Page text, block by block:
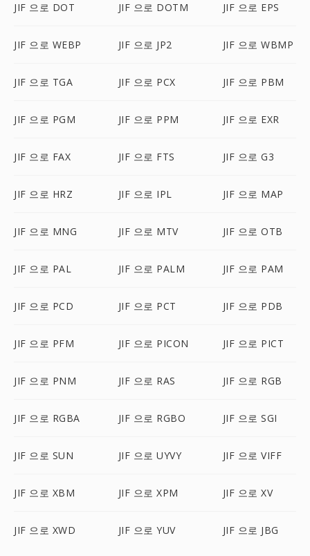
JIF 으로 DOT JIF 으로 DOTM JIF 으로 EPS
JIF 으로 WEBP JIF 으로 JP2 JIF 으로 WBMP
JIF 으로 TGA JIF 으로 PCX JIF 으로 PBM
JIF 으로 PGM JIF 으로 PPM JIF 으로 EXR
JIF 으로 FAX JIF 으로 FTS JIF 으로 G3
JIF 으로 HRZ JIF 으로 IPL JIF 으로 MAP
JIF 으로 MNG JIF 으로 MTV JIF 으로 OTB
JIF 으로 PAL JIF 으로 PALM JIF 으로 PAM
JIF 으로 PCD JIF 으로 PCT JIF 으로 PDB
JIF 으로 PFM JIF 으로 PICON JIF 으로 PICT
JIF 으로 PNM JIF 으로 RAS JIF 으로 RGB
JIF 으로 RGBA JIF 으로 RGBO JIF 으로 SGI
JIF 으로 SUN JIF 으로 UYVY JIF 으로 VIFF
JIF 으로 XBM JIF 으로 XPM JIF 으로 XV
JIF 으로 XWD JIF 으로 YUV JIF 으로 JBG